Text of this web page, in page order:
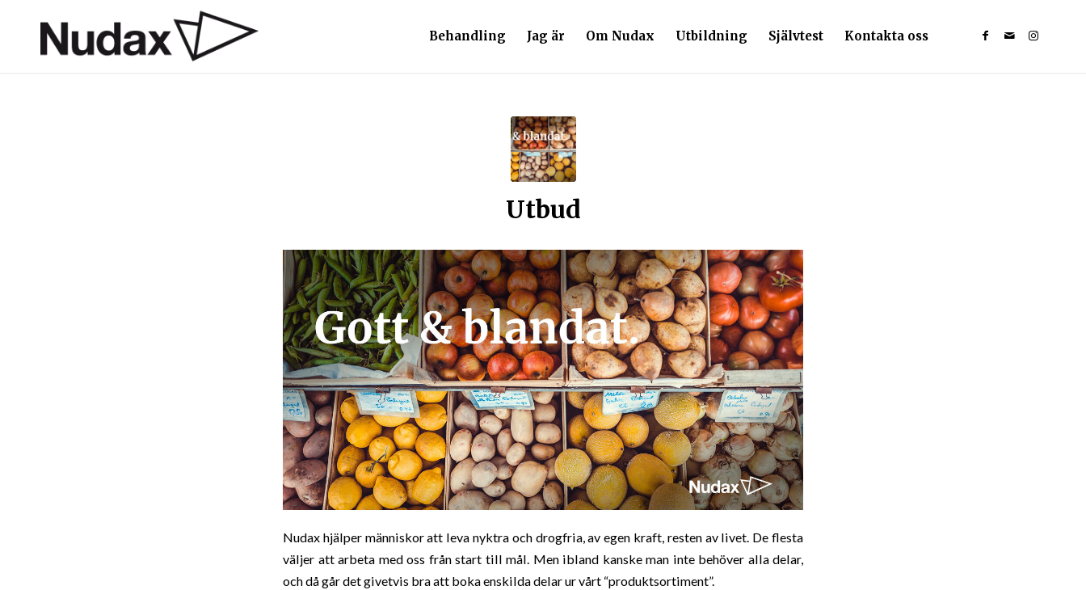
Behandling Jag är Om Nudax Utbildning Självtest Kontakta oss
Utbud
Nudax hjälper människor att leva nyktra och drogfria, av egen kraft, resten av livet. De flesta
väljer att arbeta med oss från start till mål. Men ibland kanske man inte behöver alla delar,
och då går det givetvis bra att boka enskilda delar ur vårt “produktsortiment”.